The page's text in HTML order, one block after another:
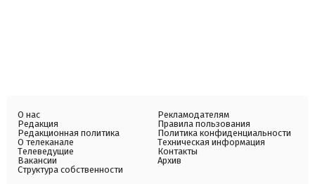
О нас
Редакция
Редакционная политика
О телеканале
Телеведущие
Вакансии
Структура собственности
Рекламодателям
Правила пользования
Политика конфиденциальности
Техническая информация
Контакты
Архив